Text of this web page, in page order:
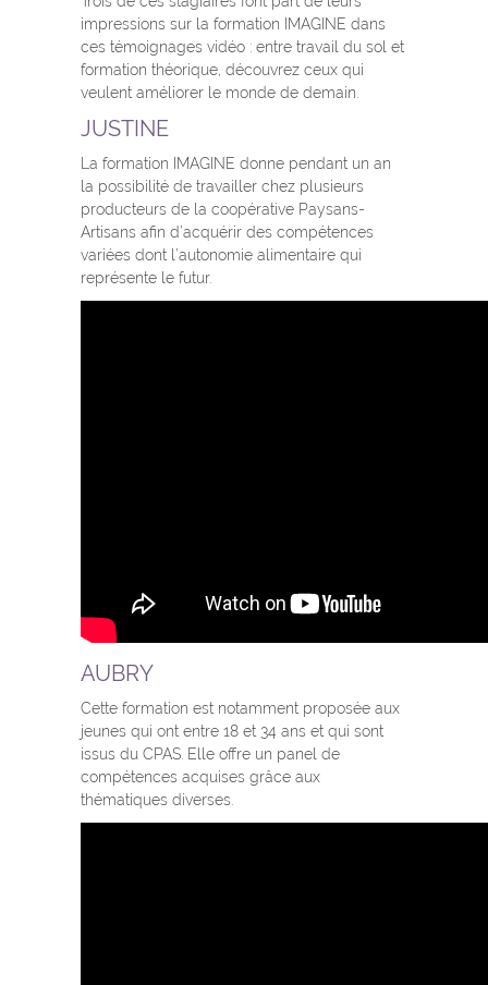
impressions sur la formation IMAGINE dans
ces témoignages vidéo : entre travail du sol et
formation théorique, découvrez ceux qui
veulent améliorer le monde de demain.
JUSTINE
La formation IMAGINE donne pendant un an
la possibilité de travailler chez plusieurs
producteurs de la coopérative Paysans-
Artisans afin d’acquérir des compétences
variées dont l’autonomie alimentaire qui
représente le futur.
AUBRY
Cette formation est notamment proposée aux
jeunes qui ont entre 18 et 34 ans et qui sont
issus du CPAS. Elle offre un panel de
compétences acquises grâce aux
thématiques diverses.